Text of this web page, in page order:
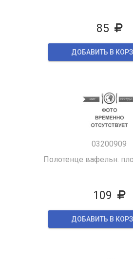
85
ДОБАВИТЬ В
03200909
Полотенце вафельн.
109
ДОБАВИТЬ В